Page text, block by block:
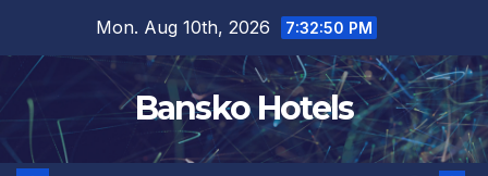
content
Mon. Aug 10th, 2026 7:32:51 PM
Bansko Hotels